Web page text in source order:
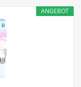
ANGEBOT